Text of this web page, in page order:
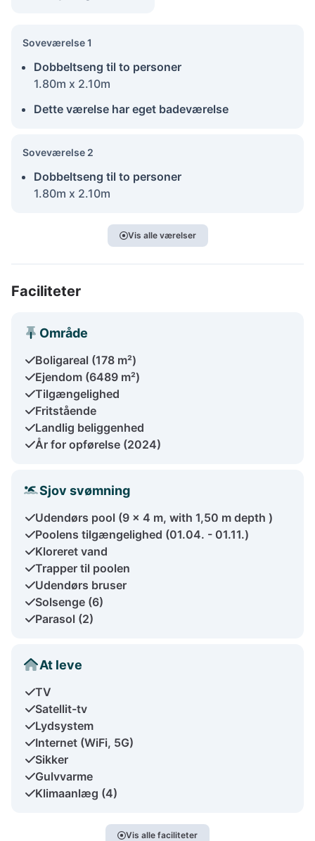
Soveværelse 1
Dobbeltseng til to personer
1.80m x 2.10m
Dette værelse har eget badeværelse
Soveværelse 2
Dobbeltseng til to personer
1.80m x 2.10m
Vis alle værelser
Faciliteter
Område
Boligareal (178 m²)
Ejendom (6489 m²)
Tilgængelighed
Fritstående
Landlig beliggenhed
År for opførelse (2024)
Sjov svømning
Udendørs pool (9 x 4 m, with 1,50 m depth )
Poolens tilgængelighed (01.04. - 01.11.)
Kloreret vand
Trapper til poolen
Udendørs bruser
Solsenge (6)
Parasol (2)
At leve
TV
Satellit-tv
Lydsystem
Internet (WiFi, 5G)
Sikker
Gulvvarme
Klimaanlæg (4)
Vis alle faciliteter